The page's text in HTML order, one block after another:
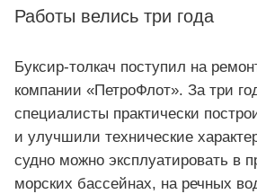
Работы велись три года
Буксир-толкач поступил на
компании «ПетроФлот». За три
специалисты практически
и улучшили технические
судно можно эксплуатировать в
морских бассейнах, на речных